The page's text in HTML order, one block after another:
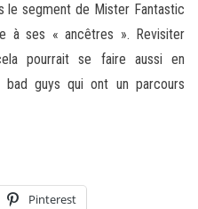
le segment de Mister Fantastic
à ses « ancêtres ». Revisiter
pourrait se faire aussi en
guys qui ont un parcours
Pinterest